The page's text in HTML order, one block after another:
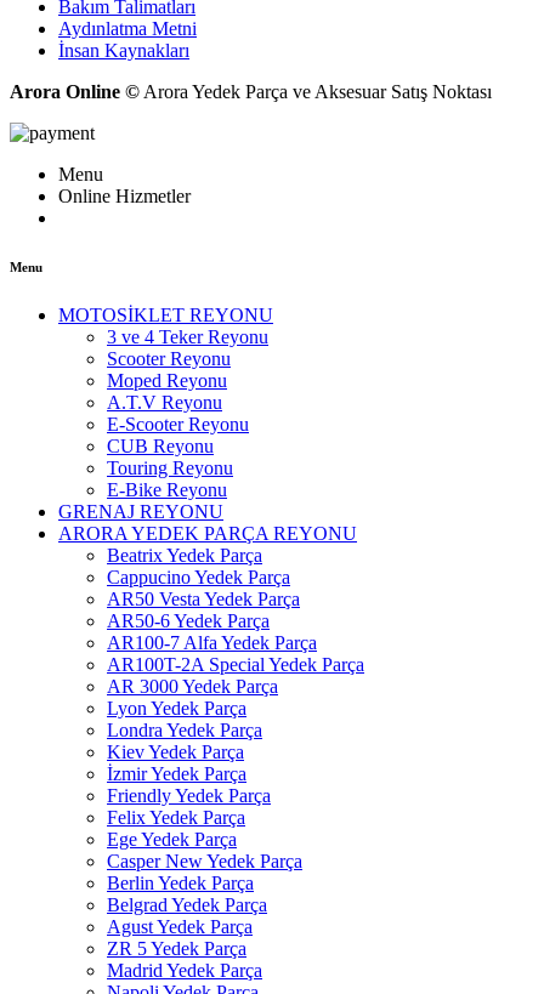
Bakım Talimatları
Aydınlatma Metni
İnsan Kaynakları
Arora Online © Arora Yedek Parça ve Aksesuar Satış Noktası
Menu
Online Hizmetler
Menu
MOTOSİKLET REYONU
3 ve 4 Teker Reyonu
Scooter Reyonu
Moped Reyonu
A.T.V Reyonu
E-Scooter Reyonu
CUB Reyonu
Touring Reyonu
E-Bike Reyonu
GRENAJ REYONU
ARORA YEDEK PARÇA REYONU
Beatrix Yedek Parça
Cappucino Yedek Parça
AR50 Vesta Yedek Parça
AR50-6 Yedek Parça
AR100-7 Alfa Yedek Parça
AR100T-2A Special Yedek Parça
AR 3000 Yedek Parça
Lyon Yedek Parça
Londra Yedek Parça
Kiev Yedek Parça
İzmir Yedek Parça
Friendly Yedek Parça
Felix Yedek Parça
Ege Yedek Parça
Casper New Yedek Parça
Berlin Yedek Parça
Belgrad Yedek Parça
Agust Yedek Parça
ZR 5 Yedek Parça
Madrid Yedek Parça